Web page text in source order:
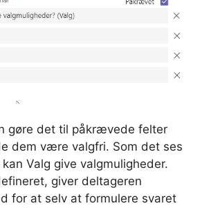
gøre det til påkrævede felter
dem være valgfri. Som det ses
Valg give valgmuligheder.
giver deltageren
for at selv at formulere svaret